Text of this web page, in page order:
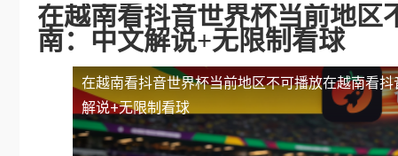
在越南看抖音世界杯当前地区
南：中文解说+无限制看球
在越南看抖音世界杯当前地区不可播放在越南看抖
解说+无限制看球